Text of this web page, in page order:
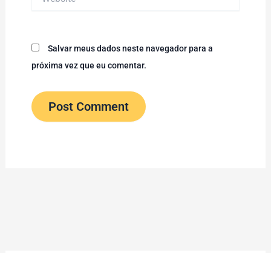
Salvar meus dados neste navegador para a
próxima vez que eu comentar.